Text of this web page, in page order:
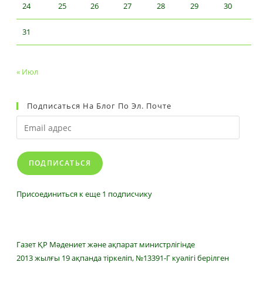
24 25 26 27 28 29 30
31
« Июл
Подписаться На Блог По Эл. Почте
Email
адрес
ПОДПИСАТЬСЯ
Присоединиться к еще 1 подписчику
Газет ҚР Мәдениет және ақпарат министрлігінде
2013 жылғы 19 ақпанда тіркеліп, №13391-Г куәлігі берілген